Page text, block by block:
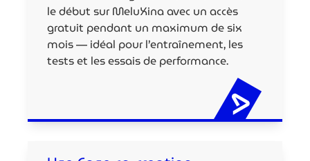
le début sur MeluXina avec un accès
gratuit pendant un maximum de six
mois — idéal pour l’entraînement, les
tests et les essais de performance.